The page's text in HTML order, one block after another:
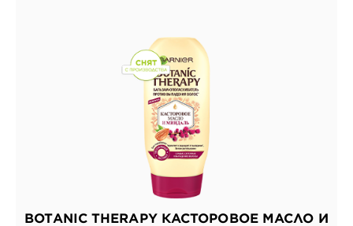
BOTANIC THERAPY КАСТОРОВОЕ МАСЛО И